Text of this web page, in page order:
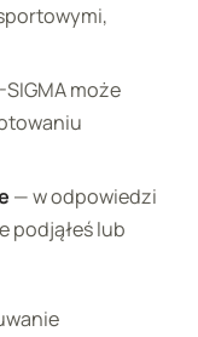
może
— w odpowiedzi
podjąłeś lub